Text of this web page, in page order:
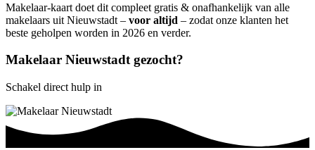
Makelaar-kaart doet dit compleet gratis & onafhankelijk van alle
makelaars uit Nieuwstadt – voor altijd – zodat onze klanten het
beste geholpen worden in 2026 en verder.
Makelaar Nieuwstadt gezocht?
Schakel direct hulp in